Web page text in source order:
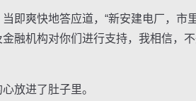
爽快地答应道，“新安建电厂，市
融机构对你们进行支持，我相信，
放进了肚子里。